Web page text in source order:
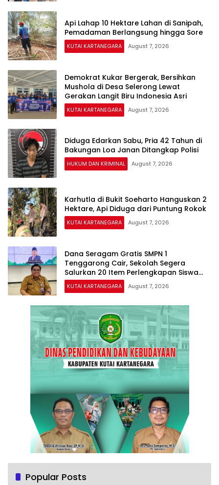
Api Lahap 10 Hektare Lahan di Sanipah,
Pemadaman Berlangsung hingga Sore
KUTAI KARTANEGARA August 7, 2026
Demokrat Kukar Bergerak, Bersihkan
Mushola di Desa Selerong Lewat
Gerakan Langit Biru Indonesia Asri
KUTAI KARTANEGARA August 7, 2026
Diduga Edarkan Sabu, Pria 42 Tahun di
Bakungan Loa Janan Ditangkap Polisi
HUKUM DAN KRIMINAL August 7, 2026
Karhutla di Bukit Soeharto Hanguskan 2
Hektare, Api Diduga dari Puntung Rokok
KUTAI KARTANEGARA August 7, 2026
Dana Seragam Gratis SMPN 1
Tenggarong Cair, Sekolah Segera
Salurkan 20 Item Perlengkapan Siswa
Baru
KUTAI KARTANEGARA August 7, 2026
Popular Posts